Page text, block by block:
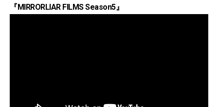
『MIRRORLIAR FILMS Season5』